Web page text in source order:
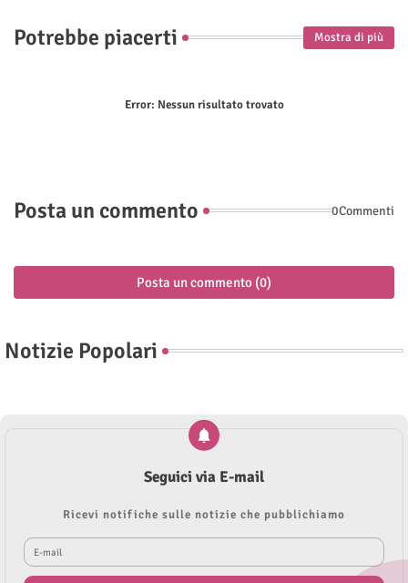
Potrebbe piacerti Mostra di più
Error: Nessun risultato trovato
Posta un commento 0Commenti
Posta un commento (0)
Notizie Popolari
Seguici via E-mail
Ricevi notifiche sulle notizie che pubblichiamo